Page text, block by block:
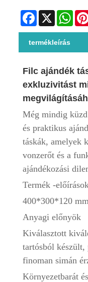
Facebook
X
termékleírás
Filc ajándék
exkluzivitást
Még mindig
és praktikus
táskák, amelyek
vonzerőt és a
ajándékozási
Termék -
400*300*120 mm
Anyagi előnyök
Kiválasztott
tartósból
finoman simán
Környezetbarát